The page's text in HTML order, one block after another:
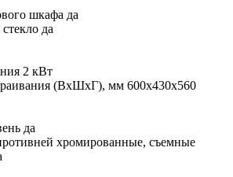
шкафа да
да
2 кВт
(ВхШхГ), мм 600х430х560
да
хромированные, съемные